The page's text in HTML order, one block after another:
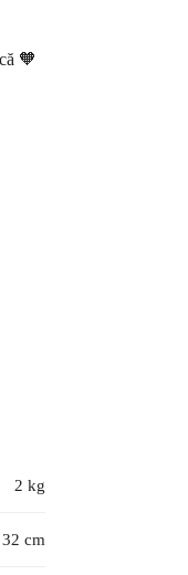
🧡
2 kg
cm